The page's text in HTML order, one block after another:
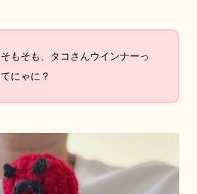
そもそも、タコさんウインナーっ
てにゃに？